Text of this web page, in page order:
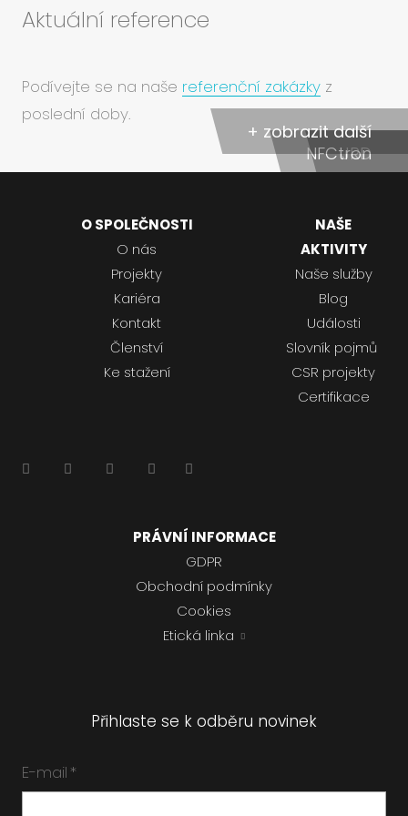
Aktuální reference
Podívejte se na naše referenční zakázky z
poslední doby.
JRD
NFCtron
+ zobrazit další
O SPOLEČNOSTI
O nás
Projekty
Kariéra
Kontakt
Členství
Ke stažení
NAŠE
AKTIVITY
Naše služby
Blog
Události
Slovník pojmů
CSR projekty
Certifikace
PRÁVNÍ INFORMACE
GDPR
Obchodní podmínky
Cookies
Etická linka
Přihlaste se k odběru novinek
E-mail *